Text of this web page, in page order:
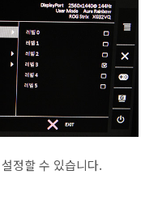
정할 수 있습니다.